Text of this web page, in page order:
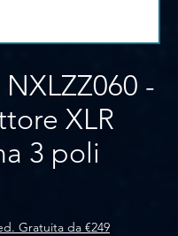
NXLZZ060 -
XLR
3 poli
Gratuita da €249